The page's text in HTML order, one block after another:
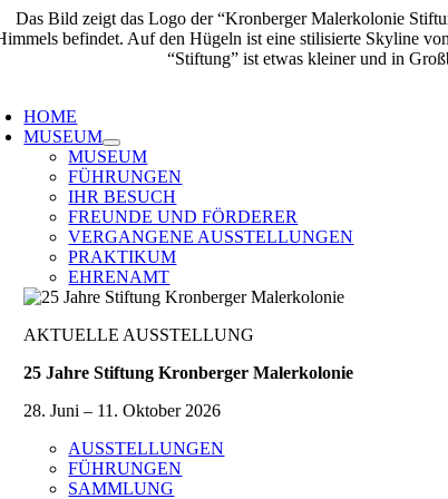
Zum
Inhalt
HOME
MUSEUM
MUSEUM
FÜHRUNGEN
IHR BESUCH
FREUNDE UND FÖRDERER
VERGANGENE AUSSTELLUNGEN
PRAKTIKUM
EHRENAMT
AKTUELLE AUSSTELLUNG
25 Jahre Stiftung Kronberger Malerkolonie
28. Juni – 11. Oktober 2026
AUSSTELLUNGEN
FÜHRUNGEN
SAMMLUNG